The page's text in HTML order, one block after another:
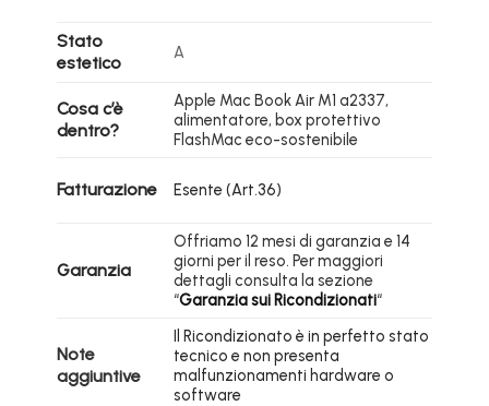
Stato
estetico
A
Cosa c’è
dentro?
Apple Mac Book Air M1 a2337,
alimentatore, box protettivo
FlashMac eco-sostenibile
Fatturazione Esente (Art.36)
Garanzia
Offriamo 12 mesi di garanzia e 14
giorni per il reso. Per maggiori
dettagli consulta la sezione
“Garanzia sui Ricondizionati“
Note
aggiuntive
Il Ricondizionato è in perfetto stato
tecnico e non presenta
malfunzionamenti hardware o
software